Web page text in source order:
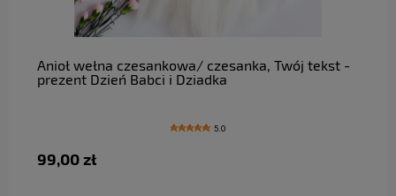
Anioł wełna czesankowa/ czesanka, Twój tekst -
prezent Dzień Babci i Dziadka
5.0
99,00 zł